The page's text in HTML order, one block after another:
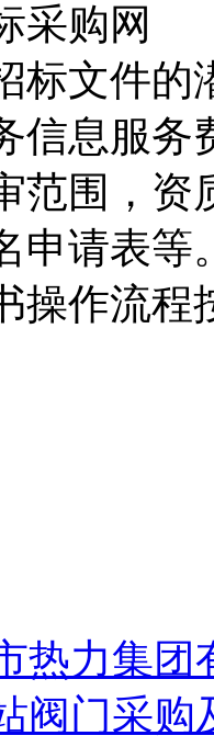
采购网
标文件的
信息服务
范围，资
申请表等
操作流程
热力集
阀门采购